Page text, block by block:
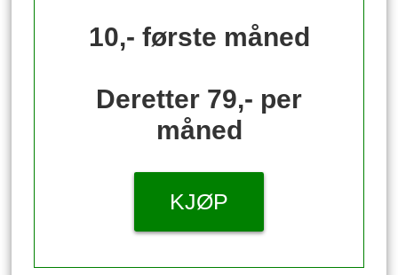
10,- første måned
Deretter 79,- per
måned
KJØP